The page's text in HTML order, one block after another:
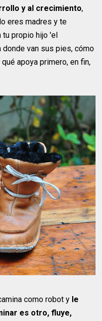
y al crecimiento,
eres madres y te
tu propio hijo 'el
van sus pies, cómo
apoya primero, en fin,
como robot y le
es otro, fluye,